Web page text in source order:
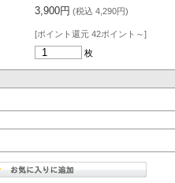
3,900円 (税込 4,290円)
[ポイント還元 42ポイント～]
枚